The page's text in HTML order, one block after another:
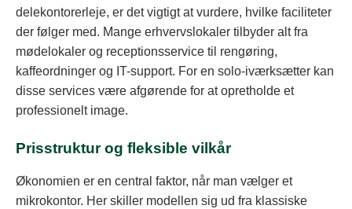
delekontorerleje, er det vigtigt at vurdere, hvilke faciliteter
der følger med. Mange erhvervslokaler tilbyder alt fra
mødelokaler og receptionsservice til rengøring,
kaffeordninger og IT-support. For en solo-iværksætter kan
disse services være afgørende for at opretholde et
professionelt image.
Prisstruktur og fleksible vilkår
Økonomien er en central faktor, når man vælger et
mikrokontor. Her skiller modellen sig ud fra klassiske